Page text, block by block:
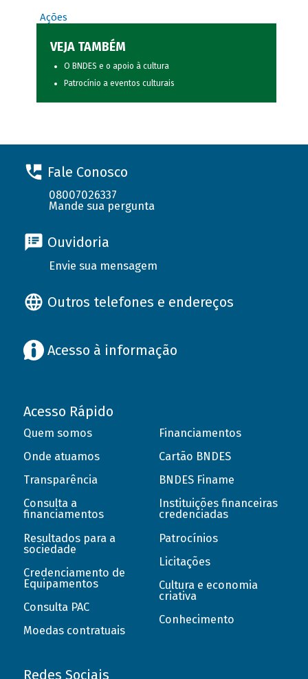
Ações
VEJA TAMBÉM
O BNDES e o apoio à cultura
Patrocínio a eventos culturais
Fale Conosco
08007026337
Mande sua pergunta
Ouvidoria
Envie sua mensagem
Outros telefones e endereços
Acesso à informação
Acesso Rápido
Quem somos
Onde atuamos
Transparência
Consulta a
financiamentos
Resultados para a
sociedade
Credenciamento de
Equipamentos
Consulta PAC
Moedas contratuais
Financiamentos
Cartão BNDES
BNDES Finame
Instituições financeiras
credenciadas
Patrocínios
Licitações
Cultura e economia
criativa
Conhecimento
Redes Sociais